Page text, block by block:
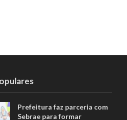
Prefeitura faz parceria com
Sebrae para formar